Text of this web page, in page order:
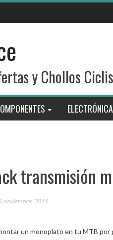
y Chollos
ELECTRÓNICA
transmisión
noviembre, 2019
un monoplato en tu MTB